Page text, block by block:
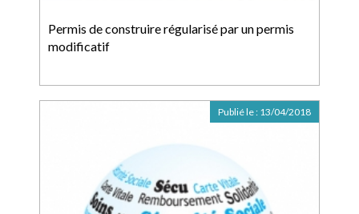
Permis de construire régularisé par un permis
modificatif
Publié le : 13/04/2018